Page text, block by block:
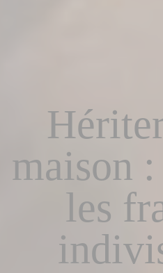
maison
les